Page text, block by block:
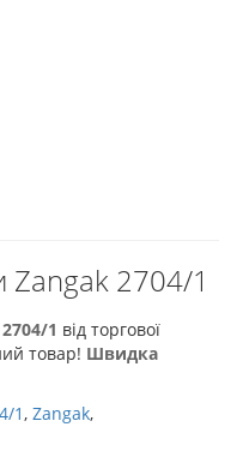
Zangak 2704/1
1 від торгової
товар! Швидка
1, Zangak,